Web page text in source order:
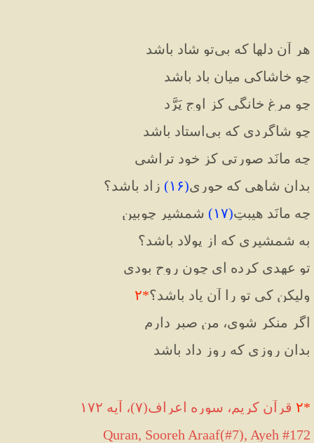
هر آن دلها که بی‌تو شاد باشد
چو خاشاکی میانِ باد باشد
چو مرغِ خانگی کز اوج پَرَّد
چو شاگردی که بی‌استاد باشد
چه مانَد صورتی کز خود تراشی
بدان شاهی که حوری(۱۶) زاد باشد؟
چه مانَد هیبتِ(۱۷) شمشیرِ چوبین
به شمشیری که از پولاد باشد؟
تو عهدی کرده ای چون روح بودی
ولیکن کی تو را آن یاد باشد؟ ۲*
اگر منکر شوی، من صبر دارم
بدان روزی که روزِ داد باشد
۲*
قرآن کریم، سوره اعراف(۷)، آیه ۱۷۲
Quran, Sooreh Araaf(#7), Ayeh #172